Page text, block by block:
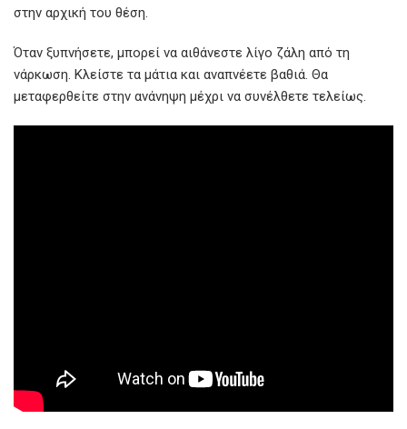
στην αρχική του θέση.
Όταν ξυπνήσετε, μπορεί να αιθάνεστε λίγο ζάλη από τη
νάρκωση. Κλείστε τα μάτια και αναπνέετε βαθιά. Θα
μεταφερθείτε στην ανάνηψη μέχρι να συνέλθετε τελείως.